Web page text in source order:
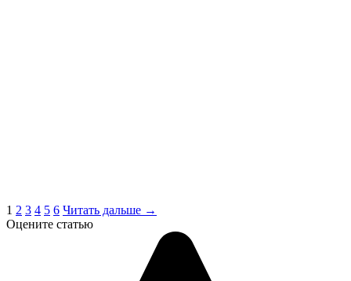
1 2 3 4 5 6 Читать дальше →
Оцените статью